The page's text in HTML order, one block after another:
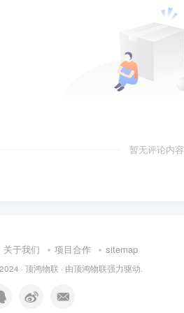
暂无评论内容
关于我们 项目合作 sitemap
· 顶鸿物联 · 由顶鸿物联强力驱动.